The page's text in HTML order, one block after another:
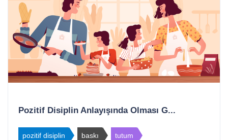
Pozitif Disiplin Anlayışında Olması G...
pozitif disiplin baskı tutum